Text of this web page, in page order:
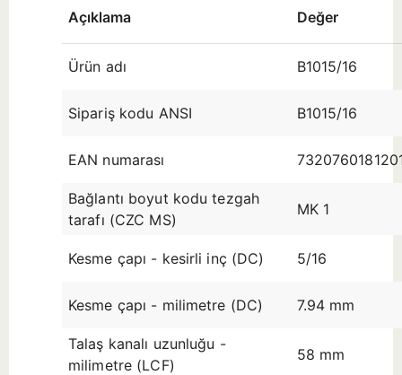
(çap
aralığına
Açıklama Değer
Ürün adı B1015/16
Sipariş kodu ANSI B1015/16
EAN numarası
Bağlantı boyut kodu tezgah
tarafı (CZC MS)
MK 1
Kesme çapı - kesirli inç (DC) 5/16
Kesme çapı - milimetre (DC) 7.94 mm
Talaş kanalı uzunluğu -
milimetre (LCF)
58 mm